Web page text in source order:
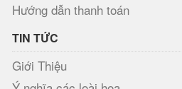
Hướng dẫn thanh toán
TIN TỨC
Giới Thiệu